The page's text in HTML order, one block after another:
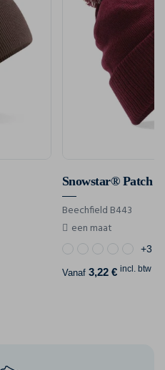
Snowstar® Patch
Beechfield B443
een maat
+3
Vanaf 3,22 € incl. btw